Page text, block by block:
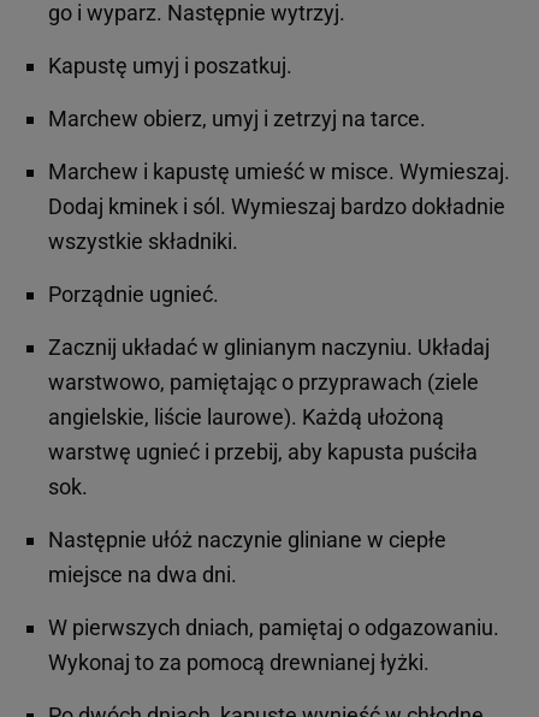
go i wyparz. Następnie wytrzyj.
Kapustę umyj i poszatkuj.
Marchew obierz, umyj i zetrzyj na tarce.
Marchew i kapustę umieść w misce. Wymieszaj.
Dodaj kminek i sól. Wymieszaj bardzo dokładnie
wszystkie składniki.
Porządnie ugnieć.
Zacznij układać w glinianym naczyniu. Układaj
warstwowo, pamiętając o przyprawach (ziele
angielskie, liście laurowe). Każdą ułożoną
warstwę ugnieć i przebij, aby kapusta puściła
sok.
Następnie ułóż naczynie gliniane w ciepłe
miejsce na dwa dni.
W pierwszych dniach, pamiętaj o odgazowaniu.
Wykonaj to za pomocą drewnianej łyżki.